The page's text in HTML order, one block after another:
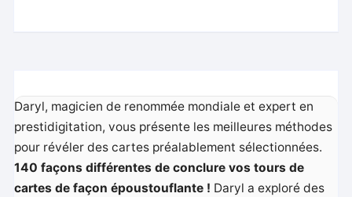
Daryl, magicien de renommée mondiale et expert en
prestidigitation, vous présente les meilleures méthodes
pour révéler des cartes préalablement sélectionnées.
140 façons différentes de conclure vos tours de
cartes de façon époustouflante ! Daryl a exploré des